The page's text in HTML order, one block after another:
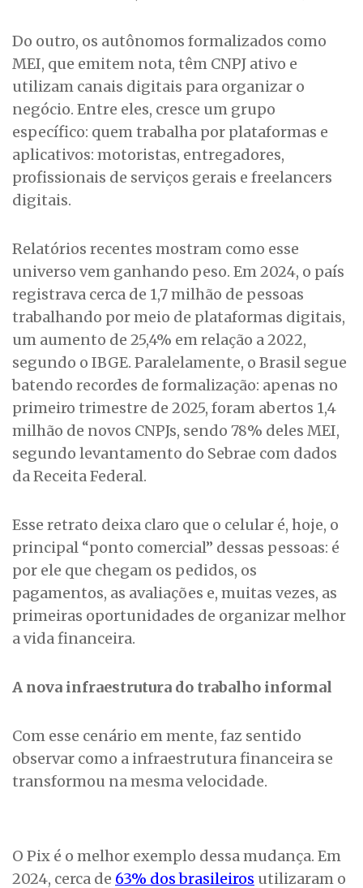
Do outro, os autônomos formalizados como
MEI, que emitem nota, têm CNPJ ativo e
utilizam canais digitais para organizar o
negócio. Entre eles, cresce um grupo
específico: quem trabalha por plataformas e
aplicativos: motoristas, entregadores,
profissionais de serviços gerais e freelancers
digitais.
Relatórios recentes mostram como esse
universo vem ganhando peso. Em 2024, o país
registrava cerca de 1,7 milhão de pessoas
trabalhando por meio de plataformas digitais,
um aumento de 25,4% em relação a 2022,
segundo o IBGE. Paralelamente, o Brasil segue
batendo recordes de formalização: apenas no
primeiro trimestre de 2025, foram abertos 1,4
milhão de novos CNPJs, sendo 78% deles MEI,
segundo levantamento do Sebrae com dados
da Receita Federal.
Esse retrato deixa claro que o celular é, hoje, o
principal “ponto comercial” dessas pessoas: é
por ele que chegam os pedidos, os
pagamentos, as avaliações e, muitas vezes, as
primeiras oportunidades de organizar melhor
a vida financeira.
A nova infraestrutura do trabalho informal
Com esse cenário em mente, faz sentido
observar como a infraestrutura financeira se
transformou na mesma velocidade.
O Pix é o melhor exemplo dessa mudança. Em
2024, cerca de 63% dos brasileiros utilizaram o